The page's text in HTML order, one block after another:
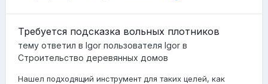
Требуется подсказка вольных плотников
тему ответил в Igor пользователя Igor в
Строительство деревянных домов
Нашел подходящий инструмент для таких целей, как